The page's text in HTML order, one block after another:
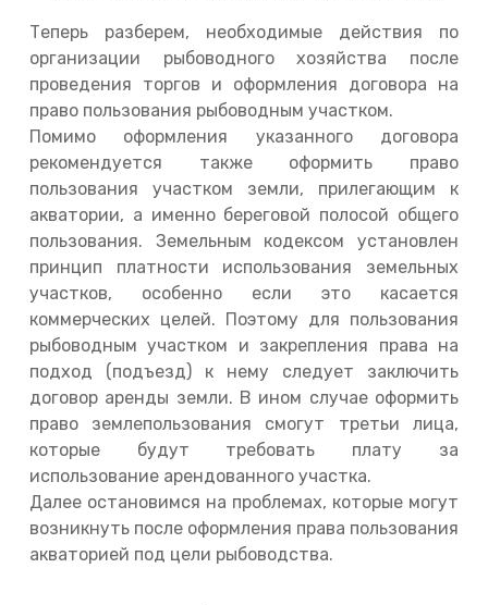
Теперь разберем, необходимые действия по
организации рыбоводного хозяйства после
проведения торгов и оформления договора на
право пользования рыбоводным участком.
Помимо оформления указанного договора
рекомендуется также оформить право
пользования участком земли, прилегающим к
акватории, а именно береговой полосой общего
пользования. Земельным кодексом установлен
принцип платности использования земельных
участков, особенно если это касается
коммерческих целей. Поэтому для пользования
рыбоводным участком и закрепления права на
подход (подъезд) к нему следует заключить
договор аренды земли. В ином случае оформить
право землепользования смогут третьи лица,
которые будут требовать плату за
использование арендованного участка.
Далее остановимся на проблемах, которые могут
возникнуть после оформления права пользования
акваторией под цели рыбоводства.